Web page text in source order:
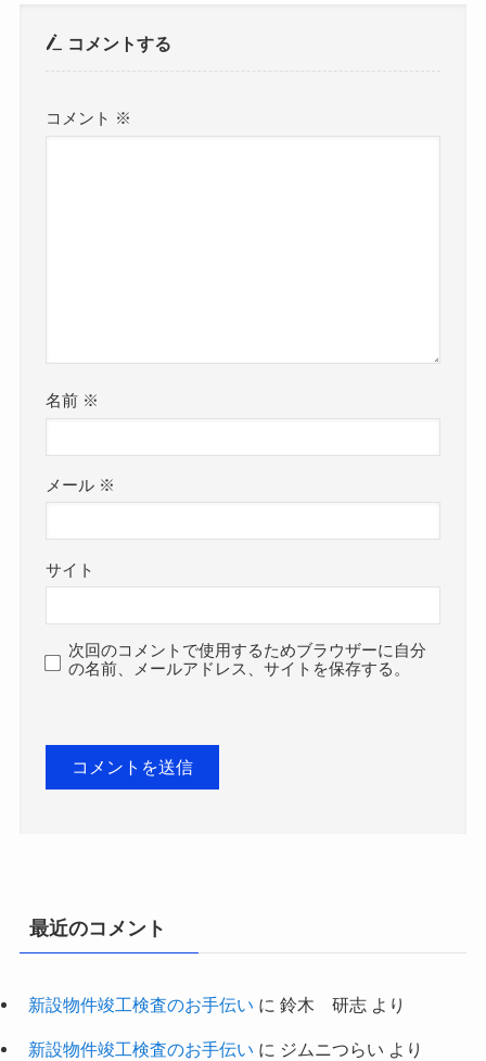
コメントする
コメント ※
名前 ※
メール ※
サイト
次回のコメントで使用するためブラウザーに自分
の名前、メールアドレス、サイトを保存する。
最近のコメント
新設物件竣工検査のお手伝い に 鈴木 研志より
新設物件竣工検査のお手伝い に ジムニつらい より